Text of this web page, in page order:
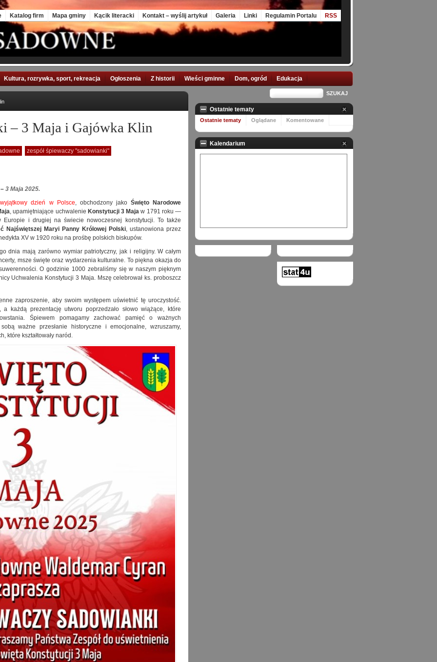
Katalog firm Mapa gminy Kącik literacki Kontakt – wyślij artykuł Galeria Linki Regulamin Portalu RSS
Kultura, rozrywka, sport, rekreacja Ogłoszenia Z historii Wieści gminne Dom, ogród Edukacja
– 3 Maja i Gajówka Klin
zespół śpiewaczy "sadowianki"
3 Maja 2025.
dzień w Polsce, obchodzony jako Święto Narodowe
, upamiętniające uchwalenie Konstytucji 3 Maja w 1791 roku —
Europie i drugiej na świecie nowoczesnej konstytucji. To także
Najświętszej Maryi Panny Królowej Polski, ustanowiona przez
XV w 1920 roku na prośbę polskich biskupów.
dnia mają zarówno wymiar patriotyczny, jak i religijny. W całym
msze święte oraz wydarzenia kulturalne. To piękna okazja do
O godzinie 1000zebraliśmy się w naszym pięknym
Uchwalenia Konstytucji 3 Maja. Mszę celebrował ks. proboszcz
zaproszenie, aby swoim występem uświetnić tę uroczystość.
każdą prezentację utworu poprzedzało słowo wiążące, które
Śpiewem pomagamy zachować pamięć o ważnych
ważne przesłanie historyczne i emocjonalne, wzruszamy,
które kształtowały naród.
Ostatnie tematy
Ostatnie tematy Oglądane Komentowane
Kalendarium